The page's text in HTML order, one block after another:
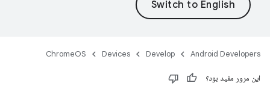
Android Developers
Develop
Devices
ChromeOS
این مرور مفید بود؟